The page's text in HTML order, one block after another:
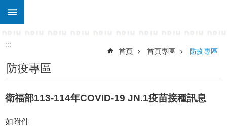
跳到主要內容區塊
搜
尋
關
於
仁
行
:::
首頁 首頁專區 防疫專區
防疫專區
衛福部113-114年COVID-19 JN.1疫苗接種訊息
如附件